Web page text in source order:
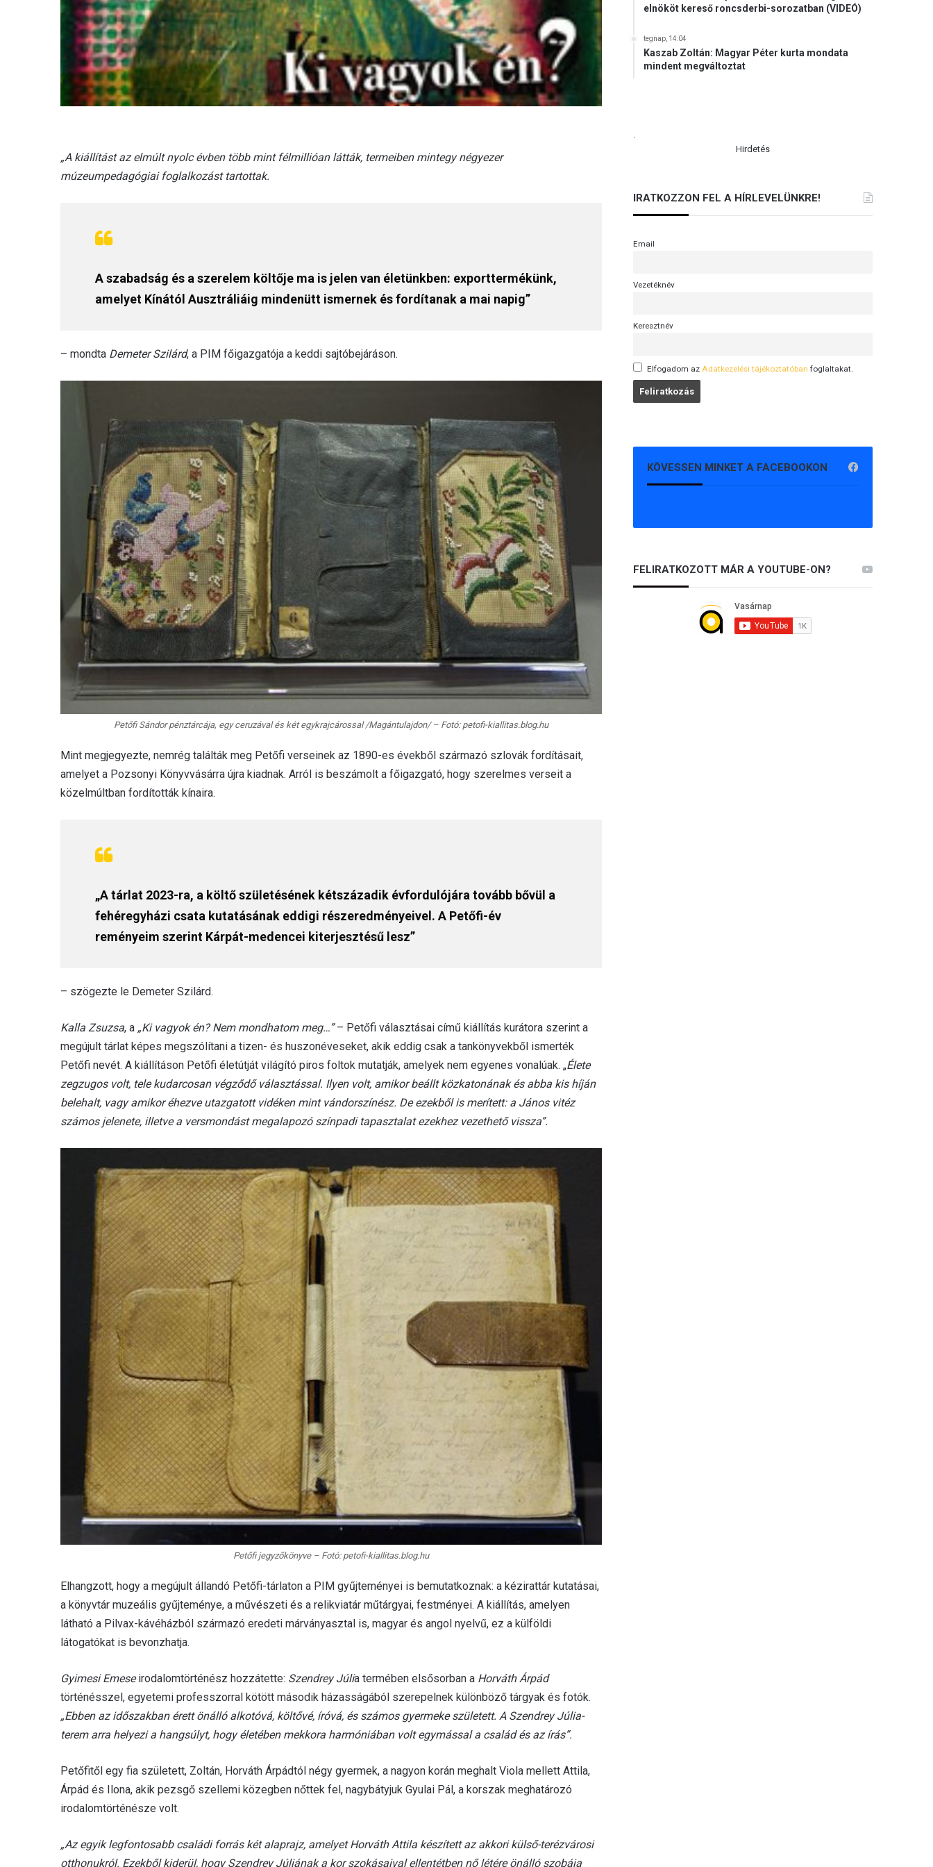
„A kiállítást az elmúlt nyolc évben több mint félmillióan látták, termeiben mintegy négyezer
múzeumpedagógiai foglalkozást tartottak.
A szabadság és a szerelem költője ma is jelen van életünkben: exporttermékünk,
amelyet Kínától Ausztráliáig mindenütt ismernek és fordítanak a mai napig”
– mondta Demeter Szilárd, a PIM főigazgatója a keddi sajtóbejáráson.
Petőfi Sándor pénztárcája, egy ceruzával és két egykrajcárossal /Magántulajdon/ – Fotó: petofi-kiallitas.blog.hu
Mint megjegyezte, nemrég találták meg Petőfi verseinek az 1890-es évekből származó szlovák fordításait,
amelyet a Pozsonyi Könyvvásárra újra kiadnak. Arról is beszámolt a főigazgató, hogy szerelmes verseit a
közelmúltban fordították kínaira.
„A tárlat 2023-ra, a költő születésének kétszázadik évfordulójára tovább bővül a
fehéregyházi csata kutatásának eddigi részeredményeivel. A Petőfi-év
reményeim szerint Kárpát-medencei kiterjesztésű lesz”
– szögezte le Demeter Szilárd.
Kalla Zsuzsa, a „Ki vagyok én? Nem mondhatom meg…”– Petőfi választásai című kiállítás kurátora szerint a
megújult tárlat képes megszólítani a tizen- és huszonéveseket, akik eddig csak a tankönyvekből ismerték
Petőfi nevét. A kiállításon Petőfi életútját világító piros foltok mutatják, amelyek nem egyenes vonalúak. „Élete
zegzugos volt, tele kudarcosan végződő választással. Ilyen volt, amikor beállt közkatonának és abba kis híján
belehalt, vagy amikor éhezve utazgatott vidéken mint vándorszínész. De ezekből is merített: a János vitéz
számos jelenete, illetve a versmondást megalapozó színpadi tapasztalat ezekhez vezethető vissza”.
Petőfi jegyzőkönyve – Fotó: petofi-kiallitas.blog.hu
Elhangzott, hogy a megújult állandó Petőfi-tárlaton a PIM gyűjteményei is bemutatkoznak: a kézirattár kutatásai,
a könyvtár muzeális gyűjteménye, a művészeti és a relikviatár műtárgyai, festményei. A kiállítás, amelyen
látható a Pilvax-kávéházból származó eredeti márványasztal is, magyar és angol nyelvű, ez a külföldi
látogatókat is bevonzhatja.
Gyimesi Emeseirodalomtörténész hozzátette: Szendrey Júlia termében elsősorban a Horváth Árpád
történésszel, egyetemi professzorral kötött második házasságából szerepelnek különböző tárgyak és fotók.
„Ebben az időszakban érett önálló alkotóvá, költővé, íróvá, és számos gyermeke született. A Szendrey Júlia-
terem arra helyezi a hangsúlyt, hogy életében mekkora harmóniában volt egymással a család és az írás”.
Petőfitől egy fia született, Zoltán, Horváth Árpádtól négy gyermek, a nagyon korán meghalt Viola mellett Attila,
Árpád és Ilona, akik pezsgő szellemi közegben nőttek fel, nagybátyjuk Gyulai Pál, a korszak meghatározó
irodalomtörténésze volt.
„Az egyik legfontosabb családi forrás két alaprajz, amelyet Horváth Attila készített az akkori külső-terézvárosi
otthonukról. Ezekből kiderül, hogy Szendrey Júliának a kor szokásaival ellentétben nő létére önálló szobája
elnököt kereső roncsderbi-sorozatban (VIDEÓ)
tegnap, 14:04
Kaszab Zoltán: Magyar Péter kurta mondata
mindent megváltoztat
.
Hirdetés
IRATKOZZON FEL A HÍRLEVELÜNKRE!
Email
Vezetéknév
Keresztnév
Elfogadom az Adatkezelési tájékoztatóban foglaltakat.
KÖVESSEN MINKET A FACEBOOKON
FELIRATKOZOTT MÁR A YOUTUBE-ON?